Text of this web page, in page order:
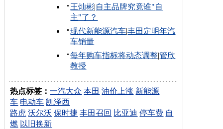
王灿彬|自主品牌究竟谁"自
主"了？
现代新能源汽车|丰田定明年汽
车销量
每年购车指标将动态调整|管欣
教授
热点标签：一汽大众 本田 油价上涨 新能源
车 电动车 凯泽西
路虎 沃尔沃 保时捷 丰田召回 比亚迪 停车费 自
燃 以旧换新